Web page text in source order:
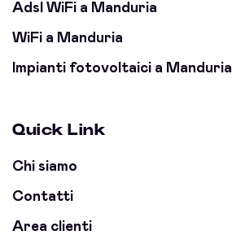
Adsl WiFi a Manduria
WiFi a Manduria
Impianti fotovoltaici a Manduria
Quick Link
Chi siamo
Contatti
Area clienti